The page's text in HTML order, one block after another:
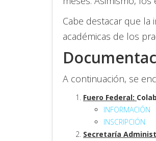
Cabe destacar que la
académicas de los
A continuación, se
Fuero Federal:
INFORMACIÓN
INSCRIPCIÓN
Secretaría